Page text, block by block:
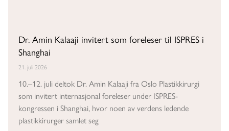
Dr. Amin Kalaaji invitert som foreleser til ISPRES i
Shanghai
21. juli 2026
10.–12. juli deltok Dr. Amin Kalaaji fra Oslo Plastikkirurgi
som invitert internasjonal foreleser under ISPRES-
kongressen i Shanghai, hvor noen av verdens ledende
plastikkirurger samlet seg